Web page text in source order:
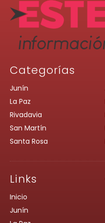
Categorías
Junín
La Paz
Rivadavia
San Martín
Santa Rosa
Links
Inicio
Junín